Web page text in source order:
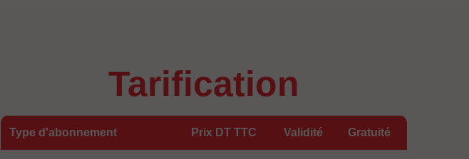
tarification
Type d'abonnement Prix DT TTC Validité Gratuité